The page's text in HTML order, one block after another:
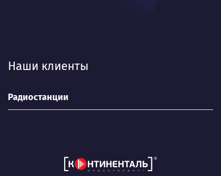
Наши клиенты
Радиостанции